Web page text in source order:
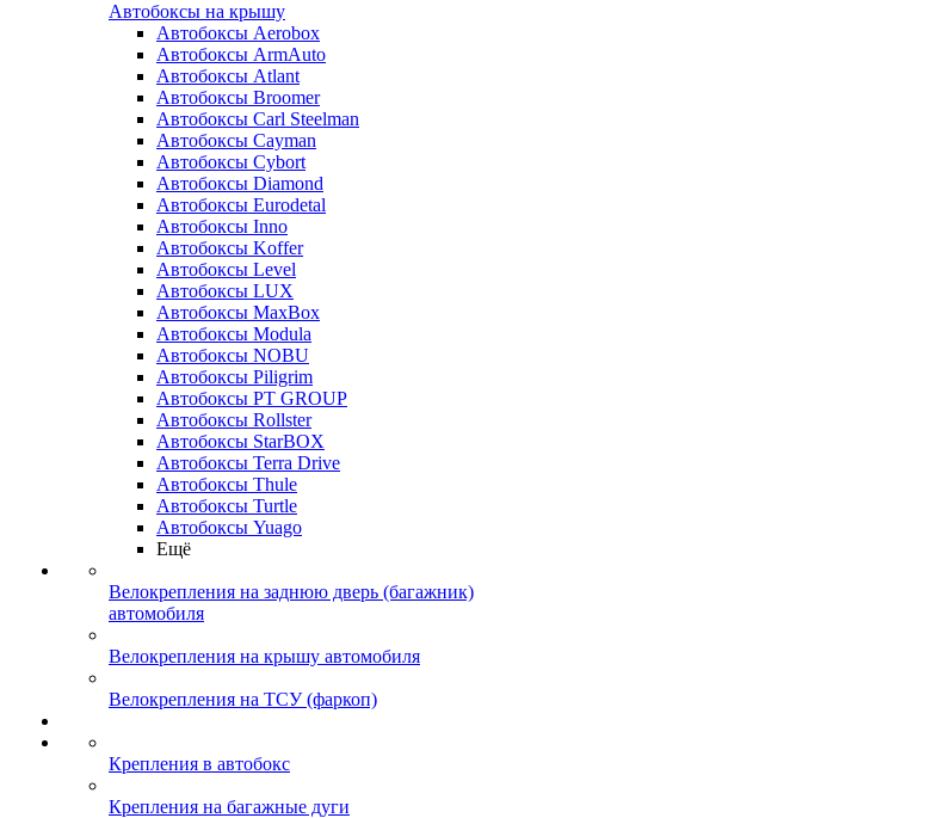
Автобоксы на крышу
Автобоксы Aerobox
Автобоксы ArmAuto
Автобоксы Atlant
Автобоксы Broomer
Автобоксы Carl Steelman
Автобоксы Cayman
Автобоксы Cybort
Автобоксы Diamond
Автобоксы Eurodetal
Автобоксы Inno
Автобоксы Koffer
Автобоксы Level
Автобоксы LUX
Автобоксы MaxBox
Автобоксы Modula
Автобоксы NOBU
Автобоксы Piligrim
Автобоксы PT GROUP
Автобоксы Rollster
Автобоксы StarBOX
Автобоксы Terra Drive
Автобоксы Thule
Автобоксы Turtle
Автобоксы Yuago
Ещё
Велокрепления на заднюю дверь (багажник)
автомобиля
Велокрепления на крышу автомобиля
Велокрепления на ТСУ (фаркоп)
Крепления в автобокс
Крепления на багажные дуги